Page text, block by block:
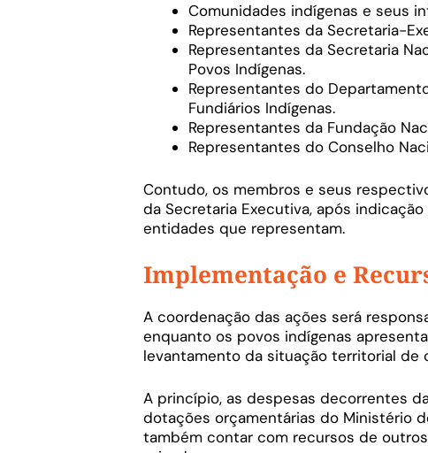
Comunidades indígenas e seus
Representantes da Secretaria-
Representantes da Secretaria
Povos Indígenas.
Representantes do
Fundiários Indígenas.
Representantes da Fundação
Representantes do Conselho
Contudo, os membros e seus
da Secretaria Executiva, após
entidades que representam.
Implementação e
A coordenação das ações será
enquanto os povos indígenas
levantamento da situação territorial de
A princípio, as despesas decorrentes
dotações orçamentárias do Ministério
também contar com recursos de